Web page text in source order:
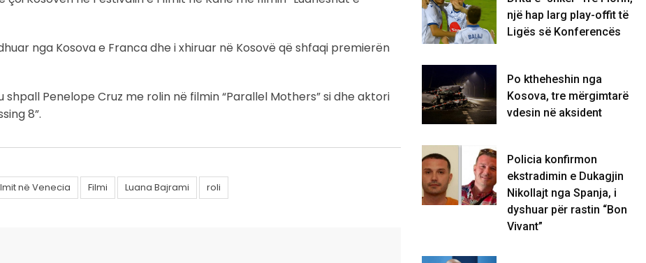
nga Kosova e Franca dhe i xhiruar në Kosovë që shfaqi premierën
Penelope Cruz me rolin në filmin “Parallel Mothers” si dhe aktori
8”.
në Venecia Filmi Luana Bajrami roli
një hap larg play-offit të
Ligës së Konferencës
Po ktheheshin nga
Kosova, tre mërgimtarë
vdesin në aksident
Policia konfirmon
ekstradimin e Dukagjin
Nikollajt nga Spanja, i
dyshuar për rastin “Bon
Vivant”